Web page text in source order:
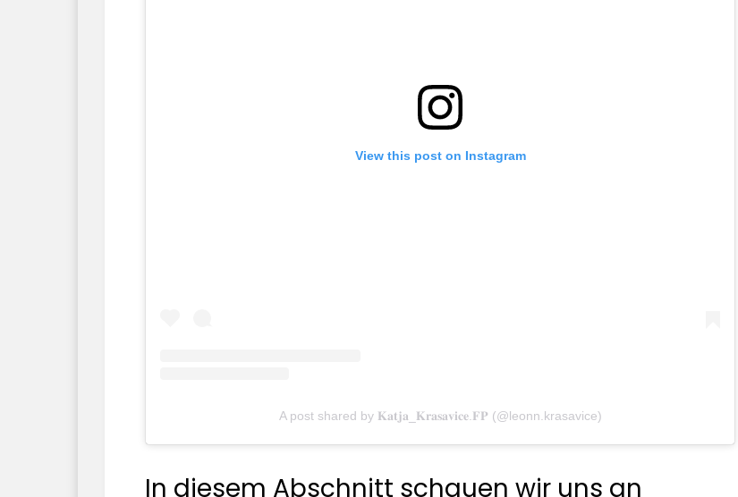
View this post on Instagram
A post shared by 𝐊𝐚𝐭𝐣𝐚_𝐊𝐫𝐚𝐬𝐚𝐯𝐢𝐜𝐞.𝐅𝐏 (@leonn.krasavice)
In diesem Abschnitt schauen wir uns an